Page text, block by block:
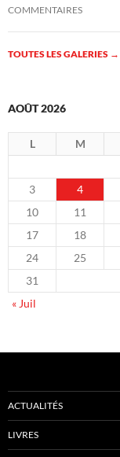
COMMENTAIRES
TOUTES LES GALERIES →
AOÛT 2026
L M
3
4
10
11
17
18
24
25
31
« Juil
ACTUALITÉS
LIVRES